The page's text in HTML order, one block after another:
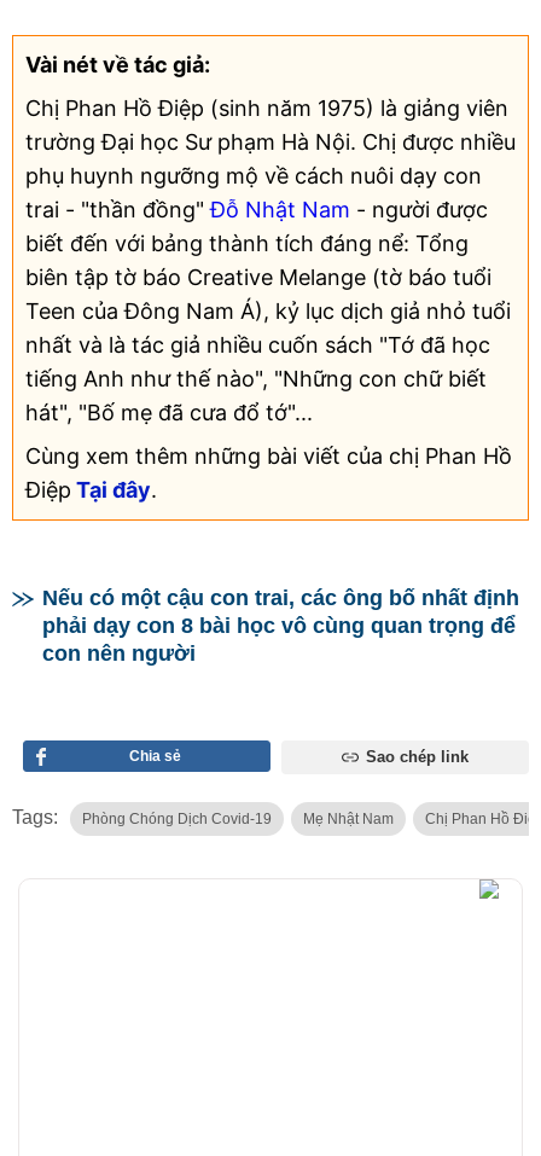
Vài nét về tác giả:
Chị Phan Hồ Điệp (sinh năm 1975) là giảng viên
trường Đại học Sư phạm Hà Nội. Chị được nhiều
phụ huynh ngưỡng mộ về cách nuôi dạy con
trai - "thần đồng"Đỗ Nhật Nam - người được
biết đến với bảng thành tích đáng nể: Tổng
biên tập tờ báo Creative Melange (tờ báo tuổi
Teen của Đông Nam Á), kỷ lục dịch giả nhỏ tuổi
nhất và là tác giả nhiều cuốn sách "Tớ đã học
tiếng Anh như thế nào", "Những con chữ biết
hát", "Bố mẹ đã cưa đổ tớ"...
Cùng xem thêm những bài viết của chị Phan Hồ
Điệp Tại đây.
Nếu có một cậu con trai, các ông bố nhất định
phải dạy con 8 bài học vô cùng quan trọng để
con nên người
Chia sẻ Sao chép link
Tags: Phòng Chóng Dịch Covid-19 Mẹ Nhật Nam Chị Phan Hồ